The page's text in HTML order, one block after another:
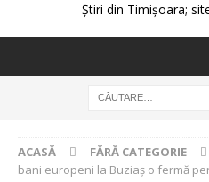
Știri din Timișoara;
ACASĂ FĂRĂ CATEGORIE
bani europeni la Buziaș o fermă